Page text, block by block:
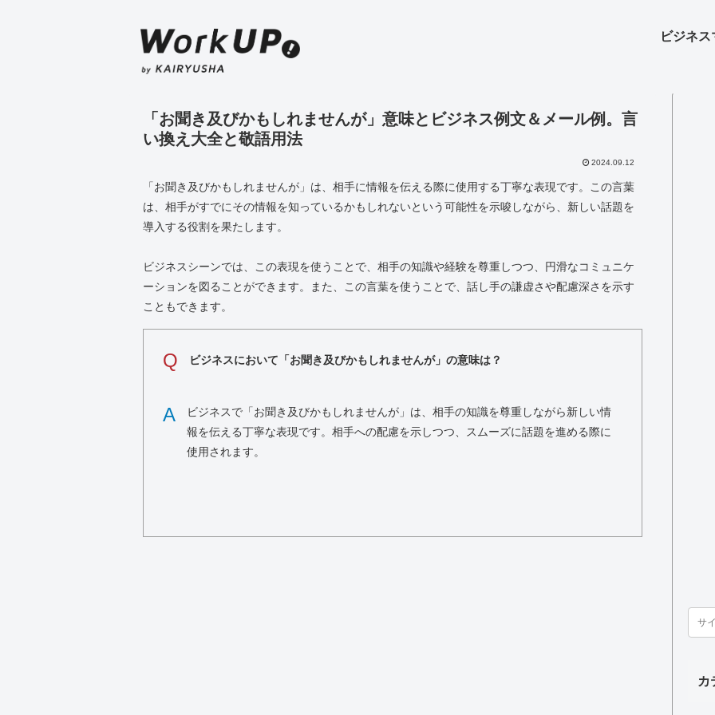
ビジネ
「お聞き及びかもしれませんが」意味とビジネス例文＆メール例。言
い換え大全と敬語用法
2024.09.12
「お聞き及びかもしれませんが」は、相手に情報を伝える際に使用する丁寧な表現です。この言葉
は、相手がすでにその情報を知っているかもしれないという可能性を示唆しながら、新しい話題を
導入する役割を果たします。
ビジネスシーンでは、この表現を使うことで、相手の知識や経験を尊重しつつ、円滑なコミュニケ
ーションを図ることができます。また、この言葉を使うことで、話し手の謙虚さや配慮深さを示す
こともできます。
Q ビジネスにおいて「お聞き及びかもしれませんが」の意味は？
A
ビジネスで「お聞き及びかもしれませんが」は、相手の知識を尊重しながら新しい情
報を伝える丁寧な表現です。相手への配慮を示しつつ、スムーズに話題を進める際に
使用されます。
カ